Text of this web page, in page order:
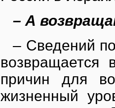
– А
– Сведений
причин для
жизненный